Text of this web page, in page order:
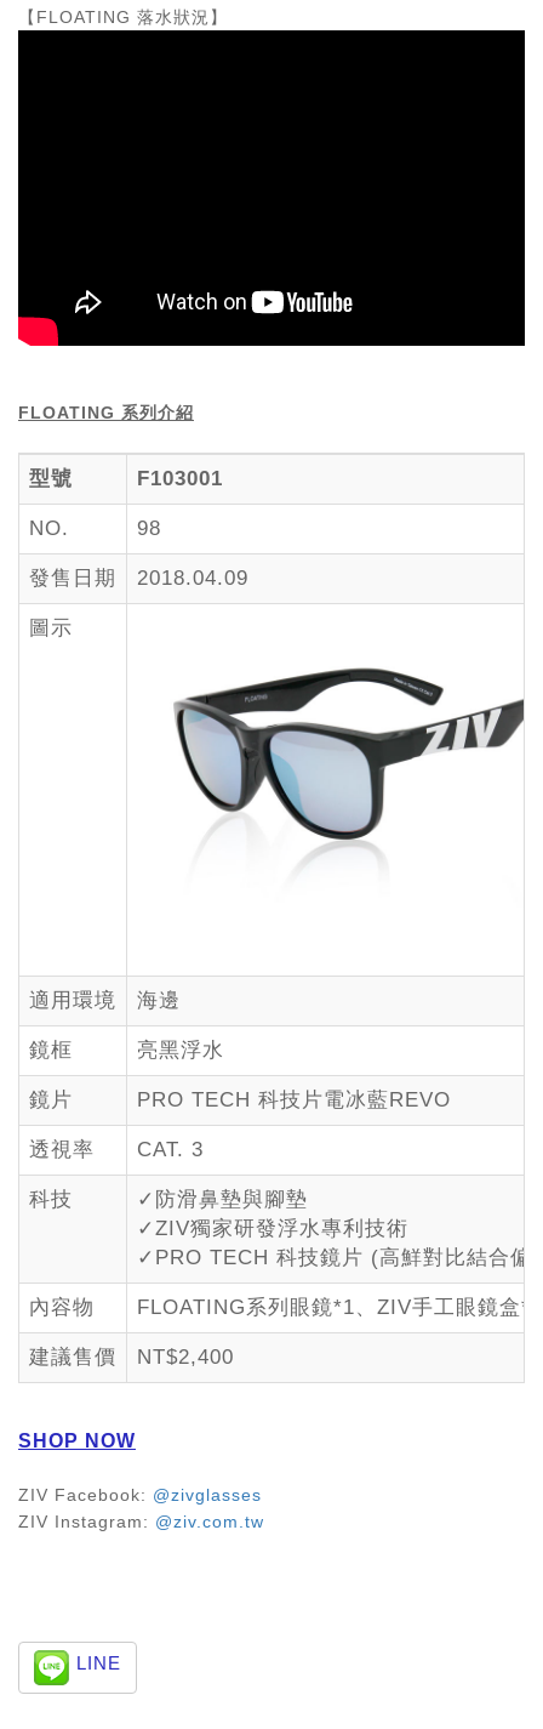
【FLOATING 落水狀況】
FLOATING 系列介紹
型號 F103001
NO. 98
發售日期 2018.04.09
圖示
適用環境 海邊
鏡框 亮黑浮水
鏡片 PRO TECH 科技片電冰藍REVO
透視率 CAT. 3
科技
✓防滑鼻墊與腳墊
✓ZIV獨家研發浮水專利技術
✓PRO TECH 科技鏡片 (高鮮對比結合偏
內容物 FLOATING系列眼鏡*1、ZIV手工眼鏡盒
建議售價 NT$2,400
SHOP NOW
ZIV Facebook: @zivglasses
ZIV Instagram: @ziv.com.tw
LINE